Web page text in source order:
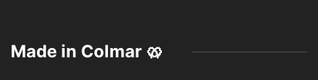
Made in Colmar 🥨